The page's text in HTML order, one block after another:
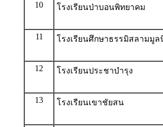
10
โรงเรียนป่าบอนพิทยาคม
11
โรงเรียนศึกษาธรรมิสลามมูล
12
โรงเรียนประชาบำรุง
13
โรงเรียนเขาชัยสน